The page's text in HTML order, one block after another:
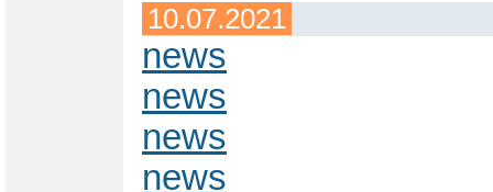
10.07.2021
news
news
news
news